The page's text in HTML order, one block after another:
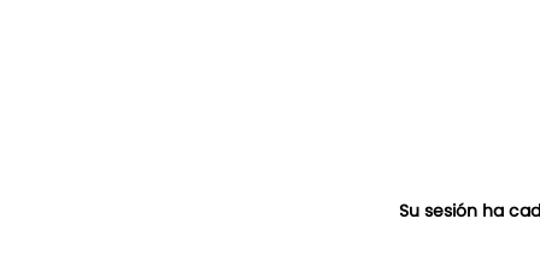
Su sesión ha